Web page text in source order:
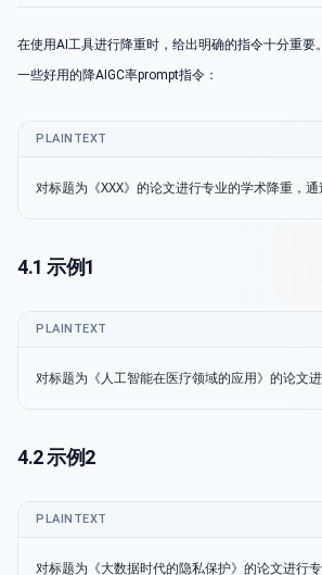
在使用AI工具进行降重时，给出明确的指令十分重要
一些好用的降AIGC率prompt指令：
PLAINTEXT
对标题为《XXX》的论文进行专业的学术降重，
4.1 示例1
PLAINTEXT
对标题为《人工智能在医疗领域的应用》的论文
4.2 示例2
PLAINTEXT
对标题为《大数据时代的隐私保护》的论文进行